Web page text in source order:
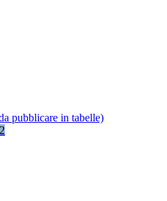
pubblicare in tabelle)
2